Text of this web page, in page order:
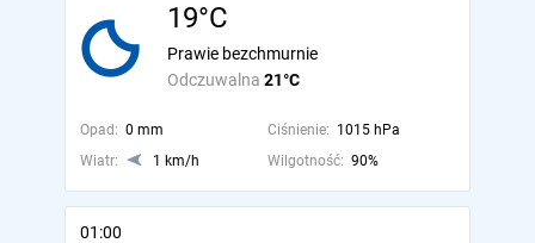
19°C
Odczuwalna 21°C
Prawie bezchmurnie
Opad: 0 mm Ciśnienie: 1015 hPa
Wiatr:
1 km/h Wilgotność: 90%
01:00